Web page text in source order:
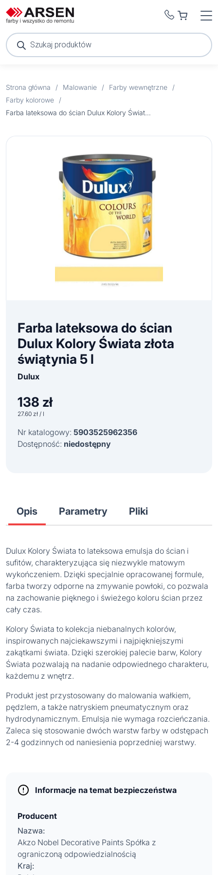
Wyszukiwarka
produktów
Strona główna / Malowanie / Farby wewnętrzne
/
Farby kolorowe
/
Farba lateksowa do ścian Dulux Kolory Świata złota świątynia 5 l
Farba lateksowa do ścian
Dulux Kolory Świata złota
świątynia 5 l
Dulux
138 zł
27.60 zł / l
Nr katalogowy: 5903525962356
Dostępność: niedostępny
Opis Parametry Pliki
Dulux Kolory Świata to lateksowa emulsja do ścian i
sufitów, charakteryzująca się niezwykle matowym
wykończeniem. Dzięki specjalnie opracowanej formule,
farba tworzy odporne na zmywanie powłoki, co pozwala
na zachowanie pięknego i świeżego koloru ścian przez
cały czas.
Kolory Świata to kolekcja niebanalnych kolorów,
inspirowanych najciekawszymi i najpiękniejszymi
zakątkami świata. Dzięki szerokiej palecie barw, Kolory
Świata pozwalają na nadanie odpowiednego charakteru,
każdemu z wnętrz.
Produkt jest przystosowany do malowania wałkiem,
pędzlem, a także natryskiem pneumatycznym oraz
hydrodynamicznym. Emulsja nie wymaga rozcieńczania.
Zaleca się stosowanie dwóch warstw farby w odstępach
2-4 godzinnych od naniesienia poprzedniej warstwy.
Informacje na temat bezpieczeństwa
Producent
Nazwa:
Akzo Nobel Decorative Paints Spółka z
ograniczoną odpowiedzialnością
Kraj: